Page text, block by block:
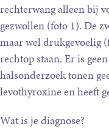
rechterwang alleen bij
gezwollen (foto 1). De
maar wel drukgevoelig
rechtop staan. Er is
halsonderzoek tonen
levothyroxine en heeft
Wat is je diagnose?